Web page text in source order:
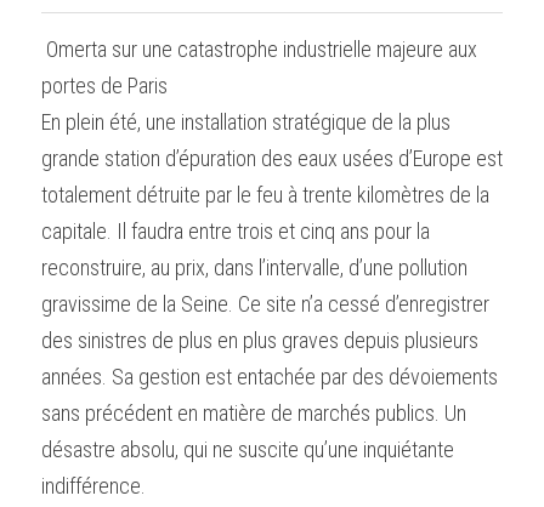
portes de Paris
En plein été, une installation stratégique de la plus
grande station d’épuration des eaux usées d’Europe est
totalement détruite par le feu à trente kilomètres de la
capitale. Il faudra entre trois et cinq ans pour la
reconstruire, au prix, dans l’intervalle, d’une pollution
gravissime de la Seine. Ce site n’a cessé d’enregistrer
des sinistres de plus en plus graves depuis plusieurs
années. Sa gestion est entachée par des dévoiements
sans précédent en matière de marchés publics. Un
désastre absolu, qui ne suscite qu’une inquiétante
indifférence.